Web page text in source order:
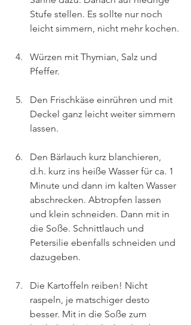
Stufe stellen. Es sollte nur noch
leicht simmern, nicht mehr kochen.
Würzen mit Thymian, Salz und
Pfeffer.
Den Frischkäse einrühren und mit
Deckel ganz leicht weiter simmern
lassen.
Den Bärlauch kurz blanchieren,
d.h. kurz ins heiße Wasser für ca. 1
Minute und dann im kalten Wasser
abschrecken. Abtropfen lassen
und klein schneiden. Dann mit in
die Soße. Schnittlauch und
Petersilie ebenfalls schneiden und
dazugeben.
Die Kartoffeln reiben! Nicht
raspeln, je matschiger desto
besser. Mit in die Soße zum